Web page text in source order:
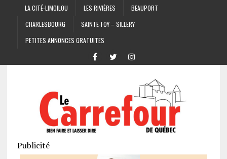
LA CITÉ-LIMOILOU LES RIVIÈRES
BEAUPORT
CHARLESBOURG
SAINTE-FOY – SILLERY
PETITES ANNONCES GRATUITES
Publicité